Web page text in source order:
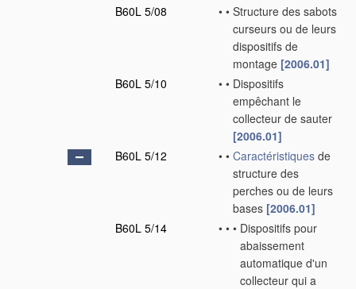
B60L 5/08
• • Structure des sabots
curseurs ou de leurs
dispositifs de
montage [2006.01]
B60L 5/10
• • Dispositifs
empêchant le
collecteur de sauter
[2006.01]
B60L 5/12
• • Caractéristiques de
structure des
perches ou de leurs
bases [2006.01]
B60L 5/14
• • • Dispositifs pour
abaissement
automatique d'un
collecteur qui a